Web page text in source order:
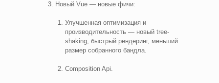
Новый Vue — новые фичи:
Улучшенная оптимизация и
производительность — новый tree-
shaking, быстрый рендеринг, меньший
размер собранного бандла.
Composition Api.